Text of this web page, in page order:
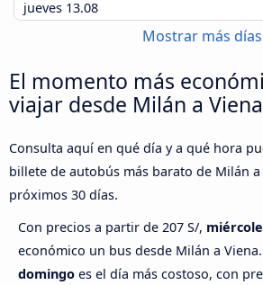
jueves 13.08
Mostrar más días
El momento más
viajar desde Milán a Viena
Consulta aquí en qué día y a qué hora
billete de autobús más barato de Milán
próximos 30 días.
Con precios a partir de 207 S/,
económico un bus desde Milán a
domingo es el día más costoso, con